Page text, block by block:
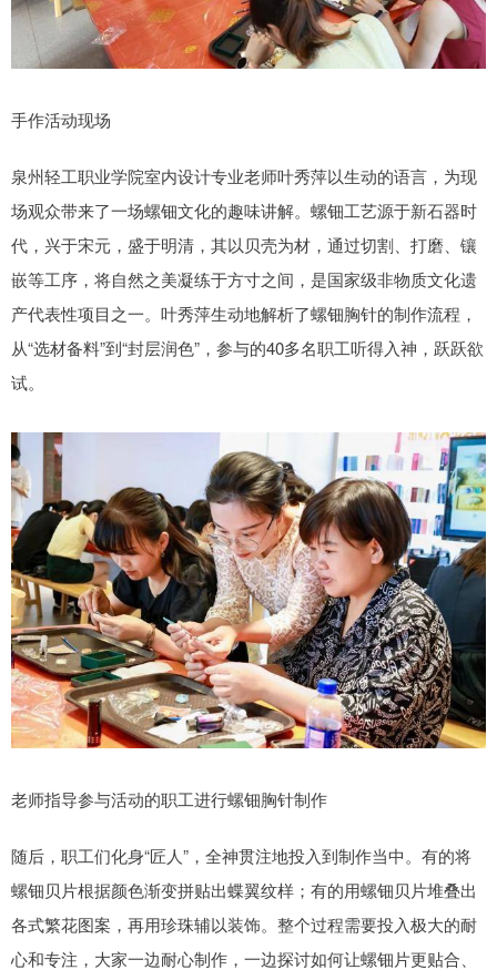
手作活动现场
泉州轻工职业学院室内设计专业老师叶秀萍以生动的语言，为现
场观众带来了一场螺钿文化的趣味讲解。螺钿工艺源于新石器时
代，兴于宋元，盛于明清，其以贝壳为材，通过切割、打磨、镶
嵌等工序，将自然之美凝练于方寸之间，是国家级非物质文化遗
产代表性项目之一。叶秀萍生动地解析了螺钿胸针的制作流程，
从“选材备料”到“封层润色”，参与的40多名职工听得入神，跃跃欲
试。
老师指导参与活动的职工进行螺钿胸针制作
随后，职工们化身“匠人”，全神贯注地投入到制作当中。有的将
螺钿贝片根据颜色渐变拼贴出蝶翼纹样；有的用螺钿贝片堆叠出
各式繁花图案，再用珍珠辅以装饰。整个过程需要投入极大的耐
心和专注，大家一边耐心制作，一边探讨如何让螺钿片更贴合、